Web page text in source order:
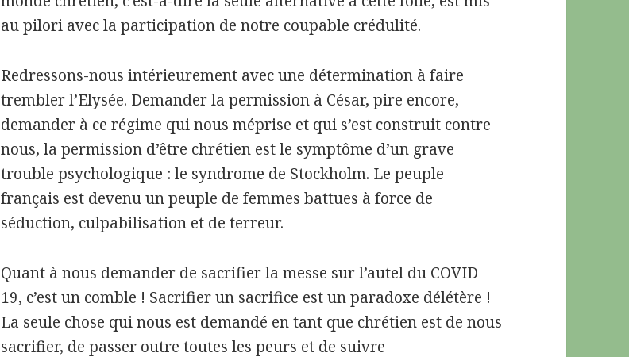
au pilori avec la participation de notre coupable crédulité.
Redressons-nous intérieurement avec une détermination à faire
trembler l’Elysée. Demander la permission à César, pire encore,
demander à ce régime qui nous méprise et qui s’est construit contre
nous, la permission d’être chrétien est le symptôme d’un grave
trouble psychologique : le syndrome de Stockholm. Le peuple
français est devenu un peuple de femmes battues à force de
séduction, culpabilisation et de terreur.
Quant à nous demander de sacrifier la messe sur l’autel du COVID
19, c’est un comble ! Sacrifier un sacrifice est un paradoxe délétère !
La seule chose qui nous est demandé en tant que chrétien est de nous
sacrifier, de passer outre toutes les peurs et de suivre